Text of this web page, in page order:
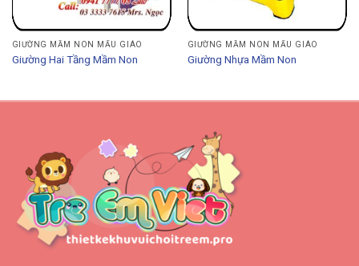
GIƯỜNG MẦM NON MẨU GIÁO
Giường Hai Tầng Mầm Non
GIƯỜNG MẦM NON MẨU GIÁO
Giường Nhựa Mầm Non